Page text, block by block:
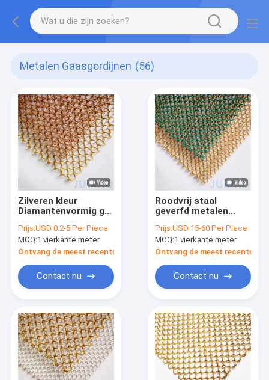
Metalen Gaasgordijnen (56)
Zilveren kleur
Diamantenvormig gat
Mesh Gordijn
Prijs:USD 0.2-5 Per Piece
MOQ:1 vierkante meter
Ontvang de meest recente Prijs
Contact nu
Roodvrij staal
geverfd metalen
kamer
scheidingswand
Prijs:USD 15-60 Per Piece
MOQ:1 vierkante meter
Ontvang de meest recente
Contact nu